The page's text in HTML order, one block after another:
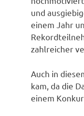
und
einem Jahr
zahlreicher
Auch in
kam, da die
einem